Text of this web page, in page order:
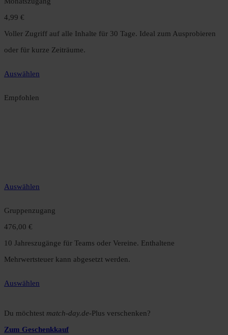
4,99 €
Voller Zugriff auf alle Inhalte für 30 Tage. Ideal zum Ausprobieren
oder für kurze Zeiträume.
Auswählen
Empfohlen
Auswählen
Gruppenzugang
476,00 €
10 Jahreszugänge für Teams oder Vereine. Enthaltene
Mehrwertsteuer kann abgesetzt werden.
Auswählen
Du möchtest match-day.de-Plus verschenken?
Zum Geschenkkauf